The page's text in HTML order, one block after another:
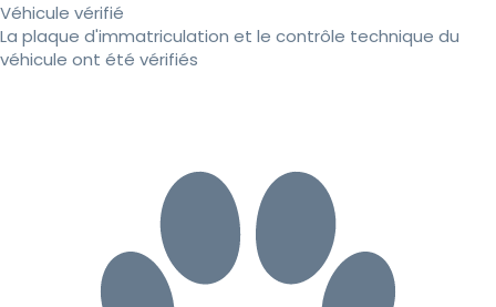
Véhicule vérifié
La plaque d'immatriculation et le contrôle technique du
véhicule ont été vérifiés